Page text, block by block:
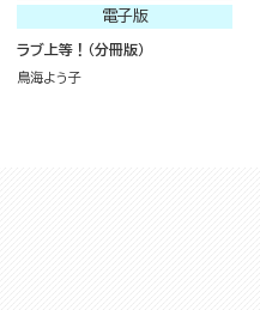
電子版
ラブ上等！（分冊版）
鳥海よう子